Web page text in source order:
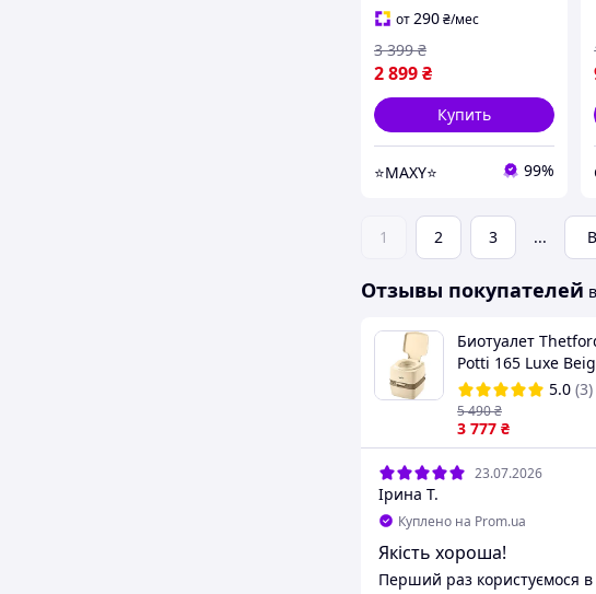
от290₴/мес
2 899₴
3 399 ₴
Купить
⭐MAXY⭐ 99%
1 2 3 ...
Отзывы покупателей
Биотуалет
Potti 165 Luxe
(8710315024555)
5.0 (3)
3 777 ₴
5 490₴
23.07.2026
Ірина Т.
Куплено на Prom.ua
Якість хороша!
Перший раз користуємося в